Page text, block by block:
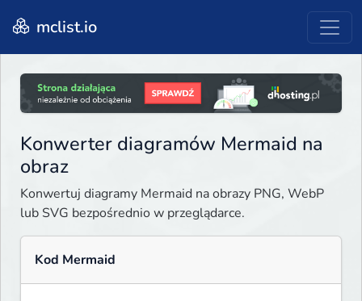
mclist.io
Konwerter diagramów Mermaid na
obraz
Konwertuj diagramy Mermaid na obrazy PNG, WebP
lub SVG bezpośrednio w przeglądarce.
Kod Mermaid